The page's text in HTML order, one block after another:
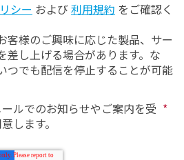
シー および 利用規約 をご確認く
客様のご興味に応じた製品、サー
差し上げる場合があります。な
つでも配信を停止することが可能
ルでのお知らせやご案内を受
します。
*